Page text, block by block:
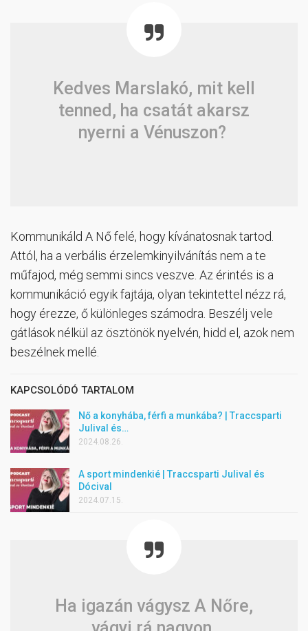
Kedves Marslakó, mit kell
tenned, ha csatát akarsz
nyerni a Vénuszon?
Kommunikáld A Nő felé, hogy kívánatosnak tartod.
Attól, ha a verbális érzelemkinyilvánítás nem a te
műfajod, még semmi sincs veszve. Az érintés is a
kommunikáció egyik fajtája, olyan tekintettel nézz rá,
hogy érezze, ő különleges számodra. Beszélj vele
gátlások nélkül az ösztönök nyelvén, hidd el, azok nem
beszélnek mellé.
KAPCSOLÓDÓ TARTALOM
Nő a konyhába, férfi a munkába? | Traccsparti
Julival és…
2024.08.26.
A sport mindenkié | Traccsparti Julival és
Dócival
2024.07.15.
Ha igazán vágysz A Nőre,